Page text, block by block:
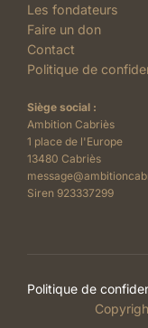
Les fondateurs
Faire un don
Contact
Politique de
Siège social :
Ambition Cabriès
1 place de l'Europe
13480 Cabriès
Siren 923337299
Politique de